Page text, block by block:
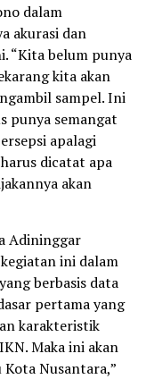
dalam
akurasi dan
“Kita belum punya
kita akan
sampel. Ini
punya semangat
apalagi
dicatat apa
akan
Adininggar
ini dalam
berbasis data
pertama yang
karakteristik
Maka ini akan
Nusantara,”